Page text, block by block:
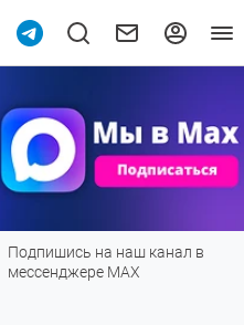
Подпишись на наш канал в
мессенджере МАХ